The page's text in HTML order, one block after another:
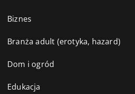
Biznes
Branża adult (erotyka, hazard)
Dom i ogród
Edukacja